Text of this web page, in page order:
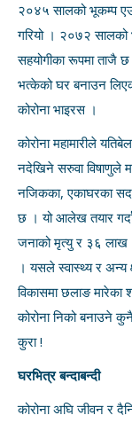
२०४५ सालको भूकम्प
गरियो । २०७२ सालको
सहयोगीका रूपमा ताजै
भत्केको घर बनाउन
कोरोना भाइरस ।
कोरोना महामारीले
नदेखिने सरुवा विषाणुले
नजिकका, एकाघरका
छ । यो आलेख तयार
जनाको मृत्यु र ३६
। यसले स्वास्थ्य र अन्य
विकासमा छलाङ मारेका
कोरोना निको बनाउने
कुरा !
घरभित्र बन्दाबन्दी
कोरोना अघि जीवन र